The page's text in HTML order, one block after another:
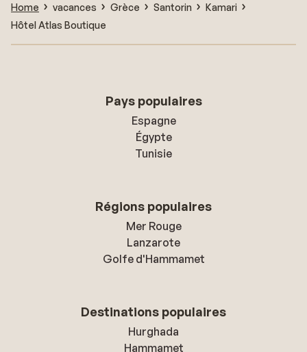
Home vacances Grèce Santorin
Kamari
Hôtel Atlas Boutique
Pays populaires
Espagne
Égypte
Tunisie
Régions populaires
Mer Rouge
Lanzarote
Golfe d'Hammamet
Destinations populaires
Hurghada
Hammamet